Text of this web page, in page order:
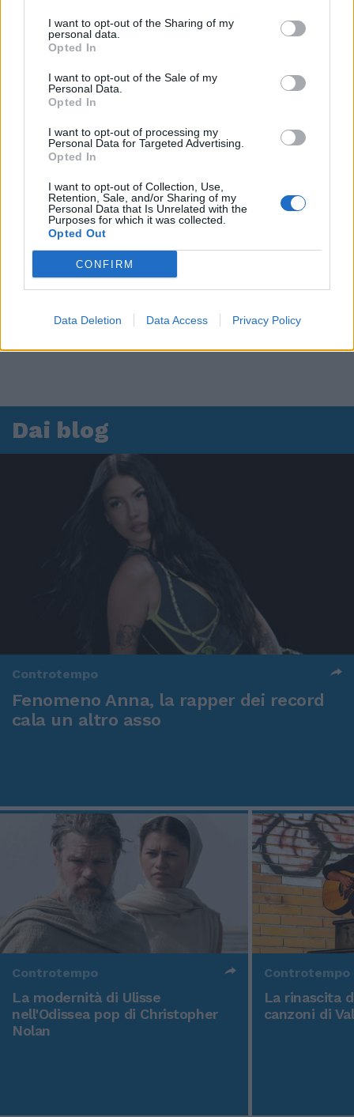
I want to opt-out of the Sharing of my
personal data.
Opted In
I want to opt-out of the Sale of my
Personal Data.
Opted In
I want to opt-out of processing my
Personal Data for Targeted Advertising.
Opted In
I want to opt-out of Collection, Use,
Retention, Sale, and/or Sharing of my
Personal Data that Is Unrelated with the
Purposes for which it was collected.
Opted Out
CONFIRM
Data Deletion Data Access Privacy Policy
Dai blog
Controtempo
Fenomeno Anna, la rapper dei record
cala un altro asso
Controtempo
La modernità di Ulisse
nell'Odissea pop di Christopher
Nolan
Controtempo
La rinascita
canzoni di